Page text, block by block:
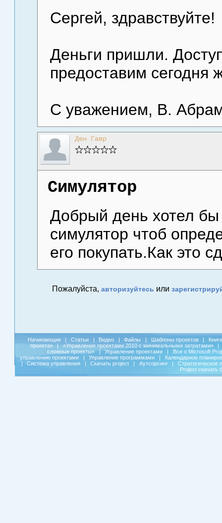
Сергей, здравствуйте!
Деньги пришли.
предоставим сегодня
С уважением, В.
Ден Гавр
Симулятор
Добрый день хотел
симулятор чтоб
его покупать.Как это
Пожалуйста, авторизуйтесь или
Начинающие | Статьи | Видео | Файлы | Шаблоны проектов |
Книги
проекта»
| «Управление проектами 2010 с минимальными затратами»
|
сложные проекты»
| Управление проектами |
Все о Microsoft
управлению проектами
| Управление программами |
Календарное
|
Система управления | Скачать project | Аутсорсинг |
Стратегическое
Project скачать